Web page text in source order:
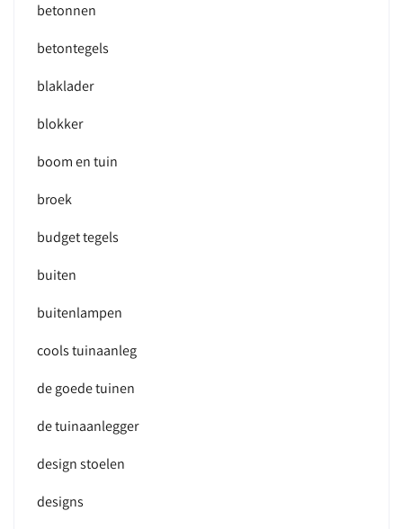
betonnen
betontegels
blaklader
blokker
boom en tuin
broek
budget tegels
buiten
buitenlampen
cools tuinaanleg
de goede tuinen
de tuinaanlegger
design stoelen
designs